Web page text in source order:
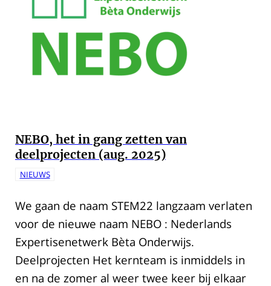
NEBO, het in gang zetten van
deelprojecten (aug. 2025)
NIEUWS
We gaan de naam STEM22 langzaam verlaten
voor de nieuwe naam NEBO : Nederlands
Expertisenetwerk Bèta Onderwijs.
Deelprojecten Het kernteam is inmiddels in
en na de zomer al weer twee keer bij elkaar